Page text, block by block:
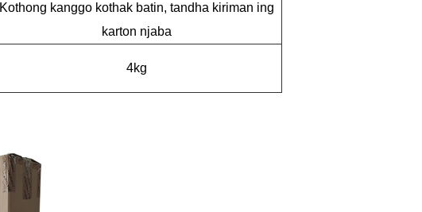
Kothong kanggo kothak batin, tandha kiriman ing
karton njaba
4kg